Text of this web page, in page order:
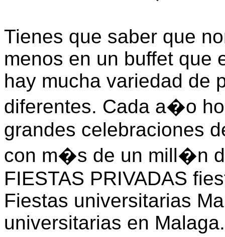
Tienes que saber que
menos en un buffet que
hay mucha variedad de
diferentes. Cada a�o
grandes celebraciones
con m�s de un mill�n
FIESTAS PRIVADAS
Fiestas universitarias
universitarias en